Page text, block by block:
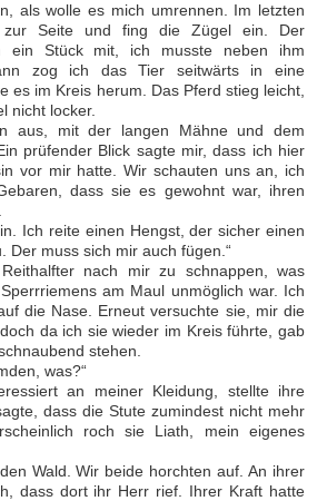
als wolle es mich umrennen. Im letzten
zur Seite und fing die Zügel ein. Der
ein Stück mit, ich musste neben ihm
zog ich das Tier seitwärts in eine
es im Kreis herum. Das Pferd stieg leicht,
nicht locker.
aus, mit der langen Mähne und dem
prüfender Blick sagte mir, dass ich hier
vor mir hatte. Wir schauten uns an, ich
dass sie es gewohnt war, ihren
Ich reite einen Hengst, der sicher einen
Der muss sich mir auch fügen.“
nach mir zu schnappen, was
am Maul unmöglich war. Ich
die Nase. Erneut versuchte sie, mir die
da ich sie wieder im Kreis führte, gab
stehen.
was?“
an meiner Kleidung, stellte ihre
dass die Stute zumindest nicht mehr
roch sie Liath, mein eigenes
Wald. Wir beide horchten auf. An ihrer
dass dort ihr Herr rief. Ihrer Kraft hatte